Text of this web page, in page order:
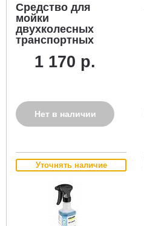
Средство для
мойки
двухколесных
транспортных
RM 44, спрей 0.5
1 170 р.
Нет в наличии
Уточнять наличие